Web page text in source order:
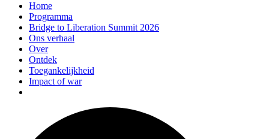
Home
Programma
Bridge to Liberation Summit 2026
Ons verhaal
Over
Ontdek
Toegankelijkheid
Impact of war